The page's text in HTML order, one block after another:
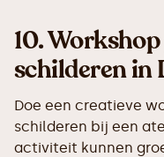
10.
schilderen in
Doe een creatieve
schilderen bij een
activiteit kunnen